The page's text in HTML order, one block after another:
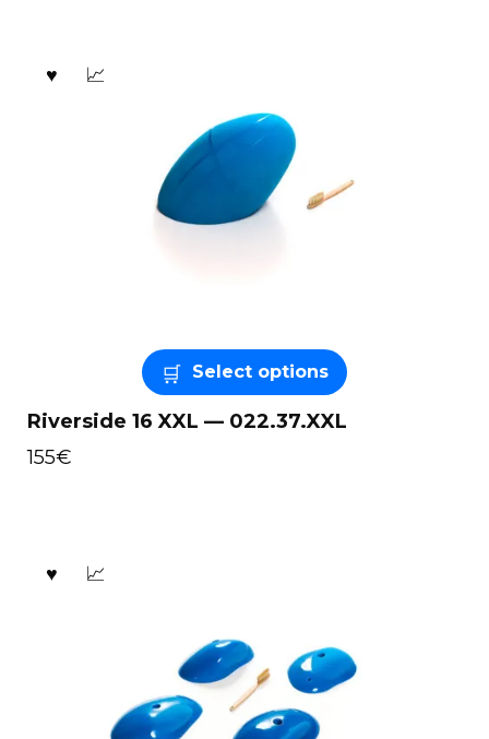
Select options
Riverside 16 XXL — 022.37.XXL
155€